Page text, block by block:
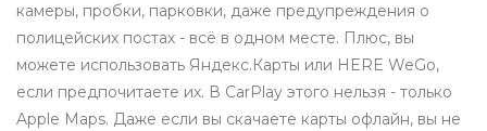
камеры, пробки, парковки, даже предупреждения о
полицейских постах - всё в одном месте. Плюс, вы
можете использовать Яндекс.Карты или HERE WeGo,
если предпочитаете их. В CarPlay этого нельзя - только
Apple Maps. Даже если вы скачаете карты офлайн, вы не